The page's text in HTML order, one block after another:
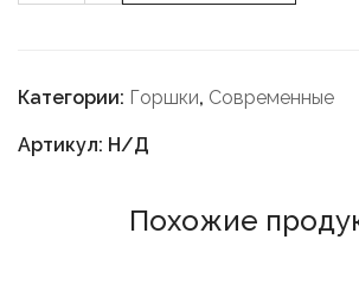
Категории: Горшки, Современные
Артикул: Н/Д
Похожие